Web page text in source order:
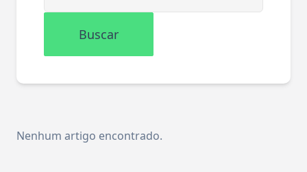
Buscar
Nenhum artigo encontrado.